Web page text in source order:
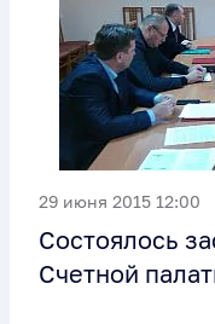
29 июня 2015 12:00
Cостоялось
Счетной